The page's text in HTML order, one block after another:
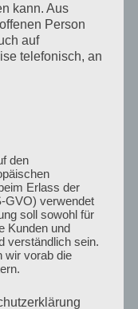
kann. Aus
Person
auf
telefonisch, an
den
Erlass der
GVO) verwendet
soll sowohl für
Kunden und
verständlich sein.
wir vorab die